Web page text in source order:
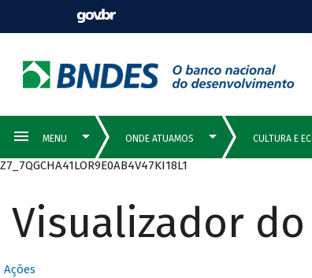
Z7_7QGCHA41LOR9E0AB4V47KI18L1
Visualizador
Ações